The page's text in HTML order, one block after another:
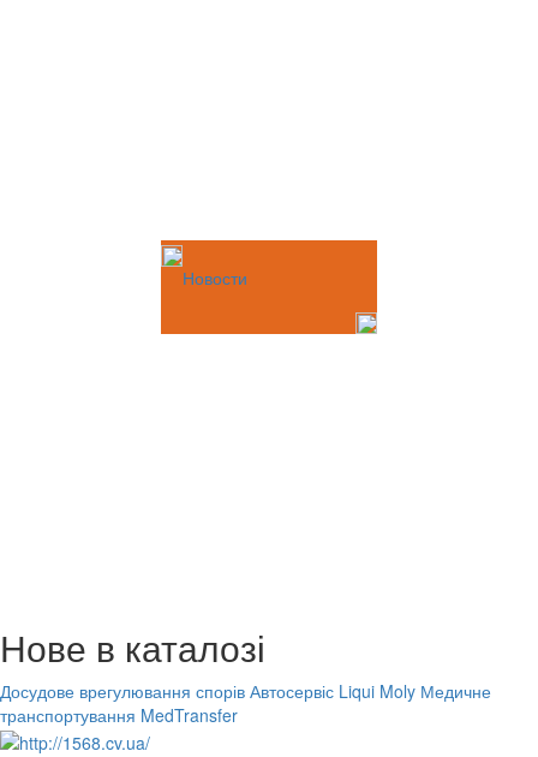
Новости
Нове в каталозі
Досудове врегулювання спорів Автосервіс Liqui Moly Медичне
транспортування MedTransfer